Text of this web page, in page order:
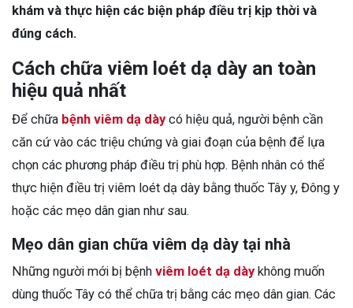
khám và thực hiện các biện pháp điều trị kịp thời và
đúng cách.
Cách chữa viêm loét dạ dày an toàn
hiệu quả nhất
Để chữa bệnh viêm dạ dàycó hiệu quả, người bệnh cần
căn cứ vào các triệu chứng và giai đoạn của bệnh để lựa
chọn các phương pháp điều trị phù hợp. Bệnh nhân có thể
thực hiện điều trị viêm loét dạ dày bằng thuốc Tây y, Đông y
hoặc các mẹo dân gian như sau.
Mẹo dân gian chữa viêm dạ dày tại nhà
Những người mới bị bệnh viêm loét dạ dàykhông muốn
dùng thuốc Tây có thể chữa trị bằng các mẹo dân gian. Các